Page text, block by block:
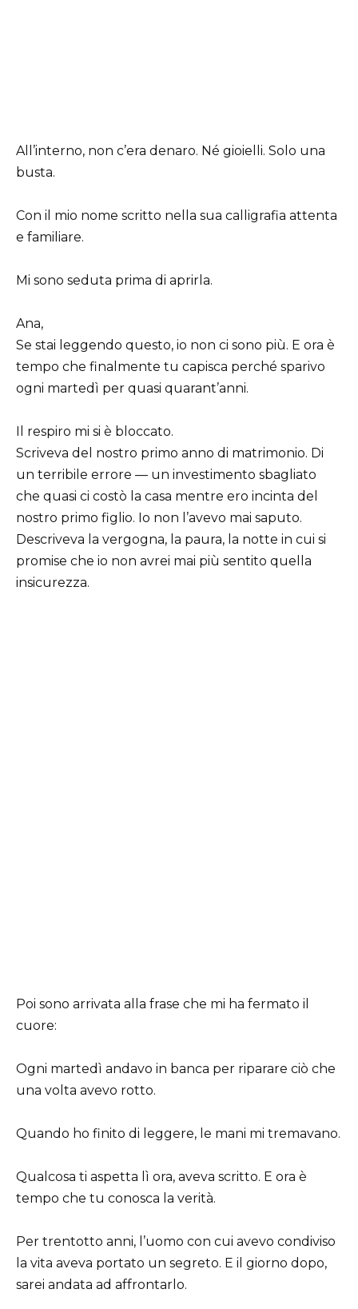
All’interno, non c’era denaro. Né gioielli. Solo una
busta.
Con il mio nome scritto nella sua calligrafia attenta
e familiare.
Mi sono seduta prima di aprirla.
Ana,
Se stai leggendo questo, io non ci sono più. E ora è
tempo che finalmente tu capisca perché sparivo
ogni martedì per quasi quarant’anni.
Il respiro mi si è bloccato.
Scriveva del nostro primo anno di matrimonio. Di
un terribile errore — un investimento sbagliato
che quasi ci costò la casa mentre ero incinta del
nostro primo figlio. Io non l’avevo mai saputo.
Descriveva la vergogna, la paura, la notte in cui si
promise che io non avrei mai più sentito quella
insicurezza.
Poi sono arrivata alla frase che mi ha fermato il
cuore:
Ogni martedì andavo in banca per riparare ciò che
una volta avevo rotto.
Quando ho finito di leggere, le mani mi tremavano.
Qualcosa ti aspetta lì ora, aveva scritto. E ora è
tempo che tu conosca la verità.
Per trentotto anni, l’uomo con cui avevo condiviso
la vita aveva portato un segreto. E il giorno dopo,
sarei andata ad affrontarlo.